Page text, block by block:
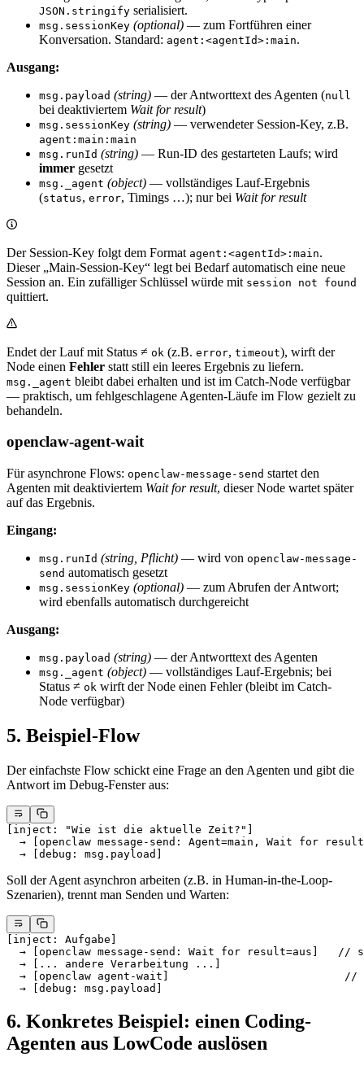
JSON.stringify serialisiert.
msg.sessionKey (optional) — zum Fortführen einer
Konversation. Standard: agent:<agentId>:main.
Ausgang:
msg.payload (string) — der Antworttext des Agenten (null
bei deaktiviertem Wait for result)
msg.sessionKey (string) — verwendeter Session-Key, z.B.
agent:main:main
msg.runId (string) — Run-ID des gestarteten Laufs; wird
immer gesetzt
msg._agent (object) — vollständiges Lauf-Ergebnis
(status, error, Timings …); nur bei Wait for result
Der Session-Key folgt dem Format agent:<agentId>:main.
Dieser „Main-Session-Key“ legt bei Bedarf automatisch eine neue
Session an. Ein zufälliger Schlüssel würde mit session not found
quittiert.
Endet der Lauf mit Status ≠ ok (z.B. error, timeout), wirft der
Node einen Fehler statt still ein leeres Ergebnis zu liefern.
msg._agent bleibt dabei erhalten und ist im Catch-Node verfügbar
— praktisch, um fehlgeschlagene Agenten-Läufe im Flow gezielt zu
behandeln.
openclaw-agent-wait
Für asynchrone Flows: openclaw-message-send startet den
Agenten mit deaktiviertem Wait for result, dieser Node wartet später
auf das Ergebnis.
Eingang:
msg.runId (string, Pflicht) — wird von openclaw-message-
send automatisch gesetzt
msg.sessionKey (optional) — zum Abrufen der Antwort;
wird ebenfalls automatisch durchgereicht
Ausgang:
msg.payload (string) — der Antworttext des Agenten
msg._agent (object) — vollständiges Lauf-Ergebnis; bei
Status ≠ ok wirft der Node einen Fehler (bleibt im Catch-
Node verfügbar)
5. Beispiel-Flow
Der einfachste Flow schickt eine Frage an den Agenten und gibt die
Antwort im Debug-Fenster aus:
[inject: "Wie ist die aktuelle Zeit?"]
→ [openclaw message-send: Agent=main, Wait for
  → [debug: msg.payload]
Soll der Agent asynchron arbeiten (z.B. in Human-in-the-Loop-
Szenarien), trennt man Senden und Warten:
[inject: Aufgabe]
→ [openclaw message-send: Wait for result=aus]   //
  → [... andere Verarbeitung ...]
→ [openclaw agent-wait]                           //
  → [debug: msg.payload]
6. Konkretes Beispiel: einen Coding-
Agenten aus LowCode auslösen